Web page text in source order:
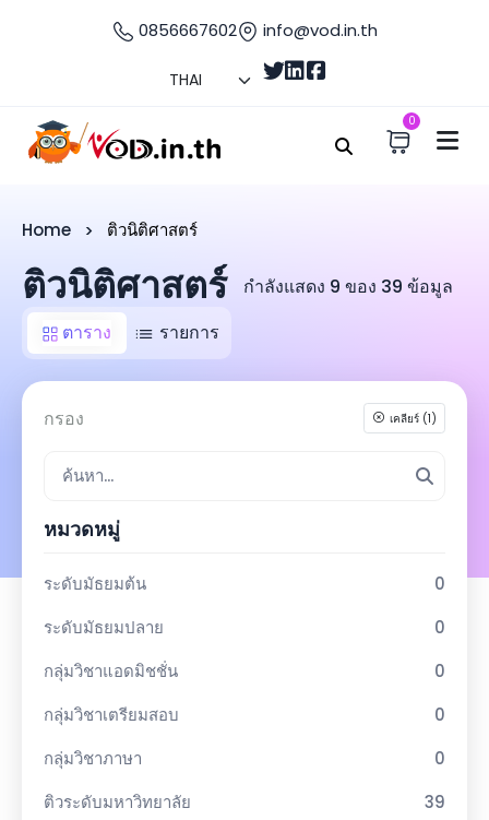
0856667602 info@vod.in.th
0
Home ติวนิติศาสตร์
ติวนิติศาสตร์
กำลังแสดง 9 ของ 39 ข้อมูล
ตาราง
รายการ
กรอง เคลียร์ (1)
หมวดหมู่
ระดับมัธยมต้น
0
ระดับมัธยมปลาย
0
กลุ่มวิชาแอดมิชชั่น
0
กลุ่มวิชาเตรียมสอบ
0
กลุ่มวิชาภาษา
0
ติวระดับมหาวิทยาลัย
39